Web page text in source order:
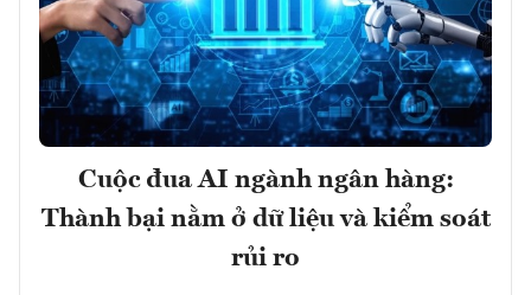
Cuộc đua AI ngành ngân hàng:
Thành bại nằm ở dữ liệu và kiểm soát
rủi ro